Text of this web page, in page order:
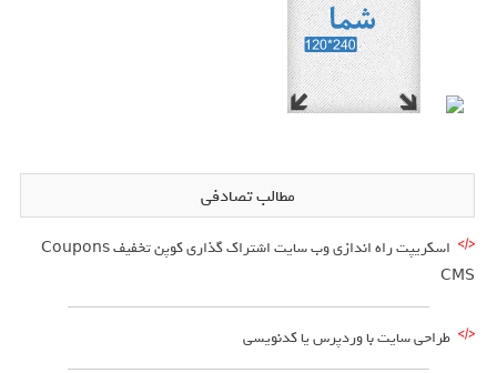
مطالب تصادفی
اسکریپت راه اندازی وب سایت اشتراک گذاری کوپن تخفیف Coupons
CMS
طراحی سایت با وردپرس یا کدنویسی